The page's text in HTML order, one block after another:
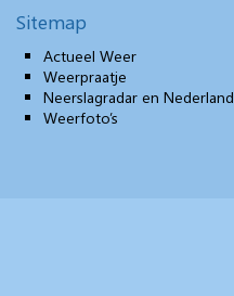
Sitemap
Actueel Weer
Weerpraatje
Neerslagradar en Nederland
Weerfoto’s